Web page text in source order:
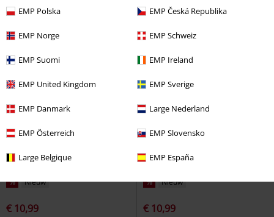
EMP Polska EMP Česká Republika
EMP Norge EMP Schweiz
EMP Suomi EMP Ireland
EMP United Kingdom EMP Sverige
EMP Danmark Large Nederland
EMP Österreich EMP Slovensko
Large Belgique EMP España
vinylfiguur 98
Funko Pop!
vinylfiguur 99
Funko Pop!
% Nieuw
€ 10,99
% Nieuw
€ 10,99